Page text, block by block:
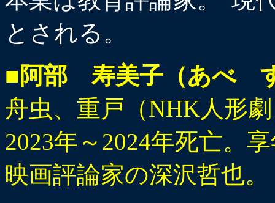
とされる。
■阿部 寿美子（あべ
舟虫、重戸（NHK人形
2023年～2024年死亡。
映画評論家の深沢哲也。